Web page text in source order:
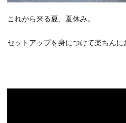
これから来る夏、夏休み。
セットアップを身につけて楽ちんに